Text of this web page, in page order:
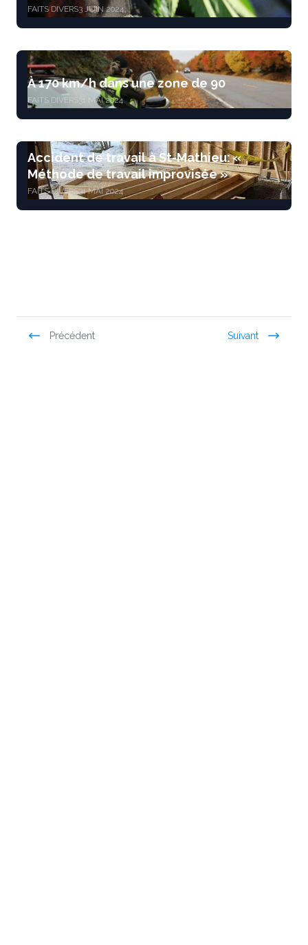
FAITS DIVERS3 JUIN 2024
À 170 km/h dans une zone de 90
FAITS DIVERS31 MAI 2024
Accident de travail à St-Mathieu: «
Méthode de travail improvisée »
FAITS DIVERS31 MAI 2024
Précédent Suivant